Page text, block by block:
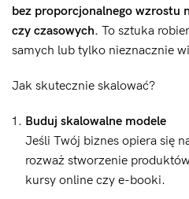
bez proporcjonalnego wzrostu
czy czasowych. To sztuka
samych lub tylko nieznacznie
Jak skutecznie skalować?
Buduj skalowalne modele
Jeśli Twój biznes opiera się
rozważ stworzenie
kursy online czy e-booki.